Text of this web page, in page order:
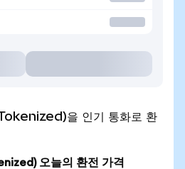
을 인기 통화로 환
오늘의 환전 가격